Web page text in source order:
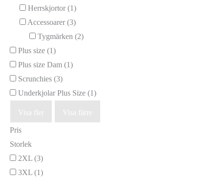
Herrskjortor (1)
Accessoarer (3)
Tygmärken (2)
Plus size (1)
Plus size Dam (1)
Scrunchies (3)
Underkjolar Plus Size (1)
Visa fler Visa färre
Pris
Storlek
2XL (3)
3XL (1)